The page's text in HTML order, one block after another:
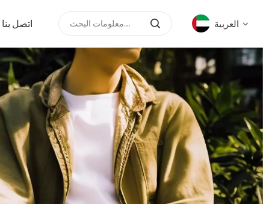
اتصل بنا العربية
English
русский
español
العربية